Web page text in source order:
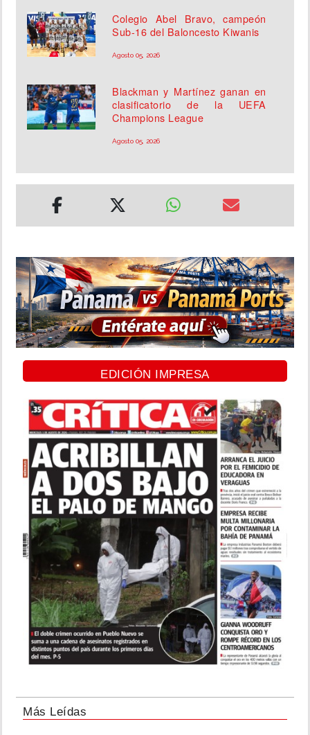
Colegio Abel Bravo, campeón
Sub-16 del Baloncesto Kiwanis
Agosto 05, 2026
Blackman y Martínez ganan en
clasificatorio de la UEFA
Champions League
Agosto 05, 2026
EDICIÓN IMPRESA
Más Leídas